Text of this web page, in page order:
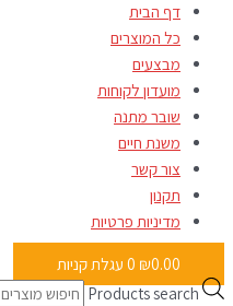
דף הבית
כל המוצרים
מבצעים
מועדון לקוחות
שובר מתנה
משנת חיים
צור קשר
תקנון
מדיניות פרטיות
₪0.00
0 עגלת קניות
Products search